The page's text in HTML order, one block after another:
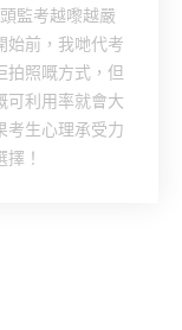
監考越嚟越嚴
始前，我哋代考
拍照嘅方式，但
可利用率就會大
考生心理承受力
！